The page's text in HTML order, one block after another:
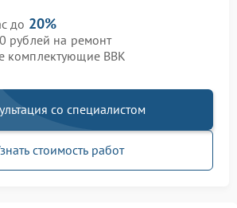
до 20%
рублей на ремонт
комплектующие BBK
со специалистом
стоимость работ